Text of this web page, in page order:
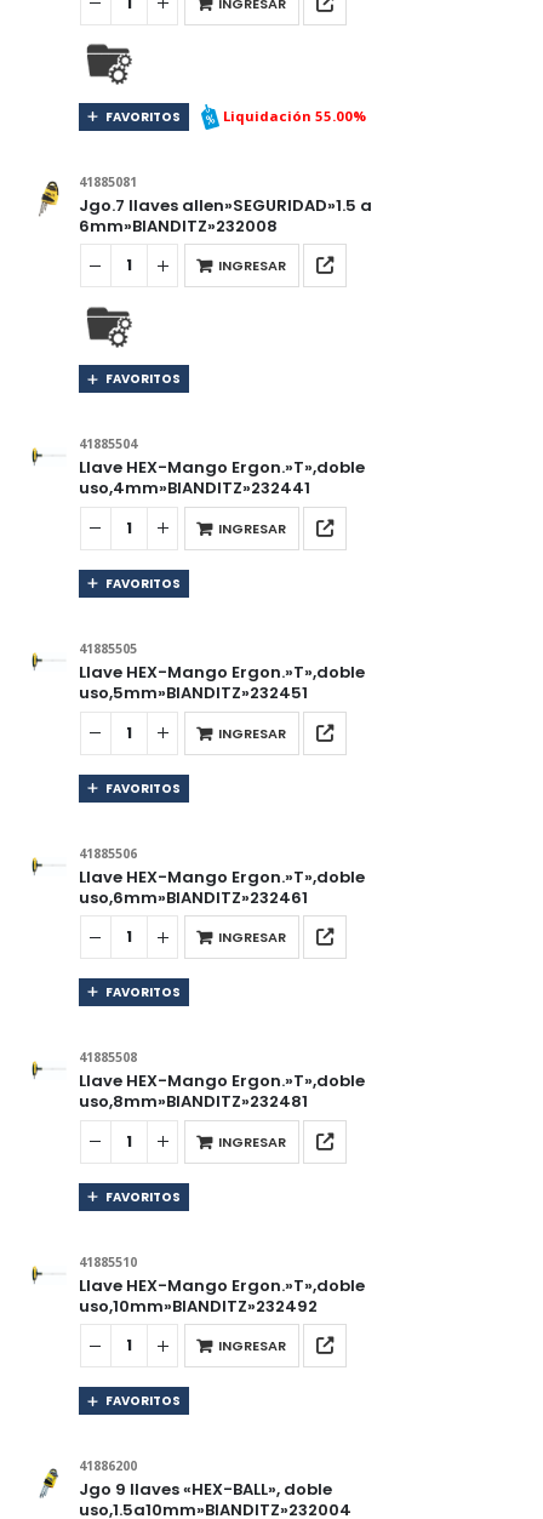
FAVORITOS Liquidación 55.00%
41885081
Jgo.7 llaves allen»SEGURIDAD»1.5 a
6mm»BIANDITZ»232008
INGRESAR
FAVORITOS
41885504
Llave HEX-Mango Ergon.»T»,doble
uso,4mm»BIANDITZ»232441
INGRESAR
FAVORITOS
41885505
Llave HEX-Mango Ergon.»T»,doble
uso,5mm»BIANDITZ»232451
INGRESAR
FAVORITOS
41885506
Llave HEX-Mango Ergon.»T»,doble
uso,6mm»BIANDITZ»232461
INGRESAR
FAVORITOS
41885508
Llave HEX-Mango Ergon.»T»,doble
uso,8mm»BIANDITZ»232481
INGRESAR
FAVORITOS
41885510
Llave HEX-Mango Ergon.»T»,doble
uso,10mm»BIANDITZ»232492
INGRESAR
FAVORITOS
41886200
Jgo 9 llaves «HEX-BALL», doble
uso,1.5a10mm»BIANDITZ»232004